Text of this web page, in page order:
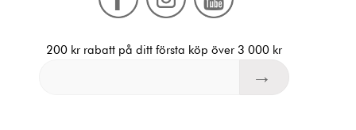
200 kr rabatt på ditt första köp över 3 000 kr